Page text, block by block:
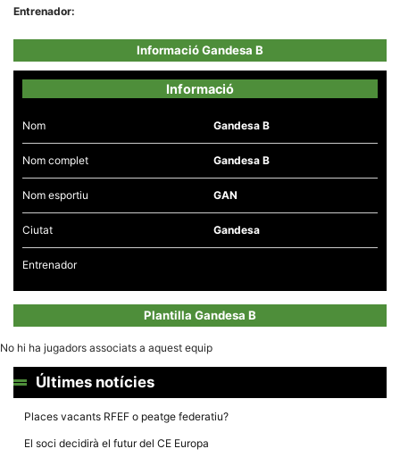
Entrenador:
Informació Gandesa B
Informació
Nom Gandesa B
Nom complet Gandesa B
Nom esportiu GAN
Ciutat Gandesa
Entrenador
Plantilla Gandesa B
No hi ha jugadors associats a aquest equip
Últimes notícies
Places vacants RFEF o peatge federatiu?
El soci decidirà el futur del CE Europa
Necessàries
Aquestes
cookies no
són
necessàries
per al
Estadístiques
estadístiques